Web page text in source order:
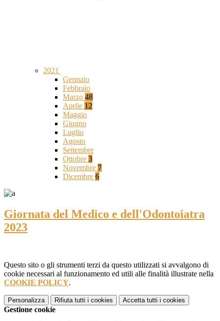
2021
Gennaio
Febbraio
Marzo 48
Aprile 12
Maggio
Giugno
Luglio
Agosto
Settembre
Ottobre 3
Novembre 7
Dicembre 6
Giornata del Medico e dell'Odontoiatra
2023
Questo sito o gli strumenti terzi da questo utilizzati si avvalgono di
cookie necessari al funzionamento ed utili alle finalità illustrate nella
COOKIE POLICY.
Personalizza Rifiuta tutti i cookies Accetta tutti i cookies
Gestione cookie